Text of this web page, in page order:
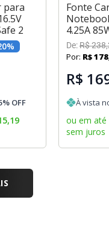
para
2
%
% OFF
,19
Fonte
4.25A
De:R$238,
Por: R$178
R$
À vista
ou em até
sem juros